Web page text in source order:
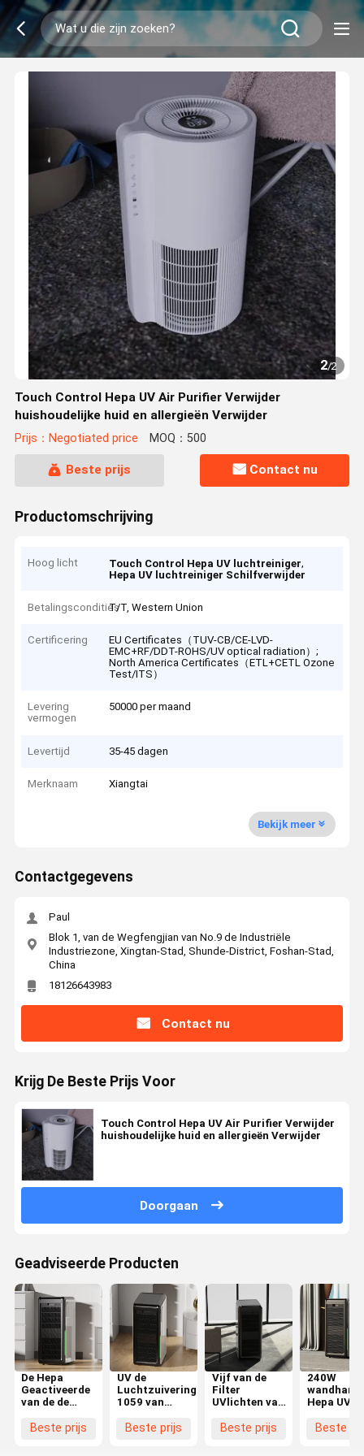
2/2
Touch Control Hepa UV Air Purifier Verwijder
huishoudelijke huid en allergieën Verwijder
Prijs：Negotiated price MOQ：500
Beste prijs Contact nu
Productomschrijving
Hoog licht Touch Control Hepa UV luchtreiniger,
Hepa UV luchtreiniger Schilfverwijder
BetalingsconditiesT/T, Western Union
Certificering
EU Certificates（TUV-CB/CE-LVD-
EMC+RF/DDT-ROHS/UV optical radiation）;
North America Certificates（ETL+CETL Ozone
Test/ITS）
Levering
vermogen
50000 per maand
Levertijd 35-45 dagen
Merknaam Xiangtai
Bekijk meer
Contactgegevens
Paul
Blok 1, van de Wegfengjian van No.9 de Industriële
Industriezone, Xingtan-Stad, Shunde-District, Foshan-Stad,
China
18126643983
Contact nu
Krijg De Beste Prijs Voor
Touch Control Hepa UV Air Purifier Verwijder
huishoudelijke huid en allergieën Verwijder
Doorgaan
Geadviseerde Producten
De Hepa
Geactiveerde
van de de
van de
Beste prijs
UV de
Luchtzuiveringsinstallatie
1059 van
mist Vrije
Beste prijs
Vijf van de
Filter
UVlichten van
ABS van de de
Beste prijs
240W
Hepa UV-
Beste